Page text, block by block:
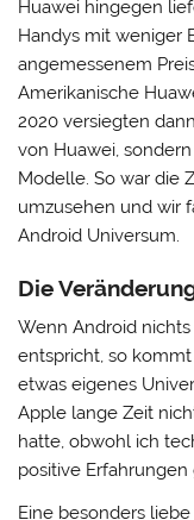
Huawei hingegen
Handys mit weniger
angemessenem
Amerikanische
2020 versiegten
von Huawei,
Modelle. So war die
umzusehen und wir
Android Universum.
Die
Wenn Android
entspricht, so
etwas eigenes
Apple lange Zeit
hatte, obwohl ich
positive
Eine besonders